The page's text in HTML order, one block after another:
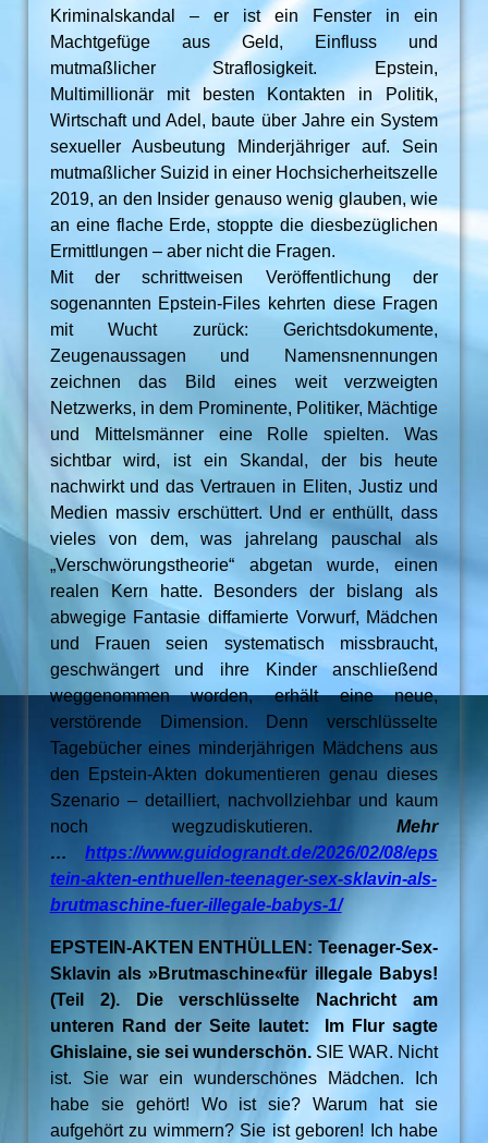
Kriminalskandal – er ist ein Fenster in ein
Machtgefüge aus Geld, Einfluss und
mutmaßlicher Straflosigkeit. Epstein,
Multimillionär mit besten Kontakten in Politik,
Wirtschaft und Adel, baute über Jahre ein System
sexueller Ausbeutung Minderjähriger auf. Sein
mutmaßlicher Suizid in einer Hochsicherheitszelle
2019, an den Insider genauso wenig glauben, wie
an eine flache Erde, stoppte die diesbezüglichen
Ermittlungen – aber nicht die Fragen.
Mit der schrittweisen Veröffentlichung der
sogenannten Epstein-Files kehrten diese Fragen
mit Wucht zurück: Gerichtsdokumente,
Zeugenaussagen und Namensnennungen
zeichnen das Bild eines weit verzweigten
Netzwerks, in dem Prominente, Politiker, Mächtige
und Mittelsmänner eine Rolle spielten. Was
sichtbar wird, ist ein Skandal, der bis heute
nachwirkt und das Vertrauen in Eliten, Justiz und
Medien massiv erschüttert. Und er enthüllt, dass
vieles von dem, was jahrelang pauschal als
„Verschwörungstheorie“ abgetan wurde, einen
realen Kern hatte. Besonders der bislang als
abwegige Fantasie diffamierte Vorwurf, Mädchen
und Frauen seien systematisch missbraucht,
geschwängert und ihre Kinder anschließend
weggenommen worden, erhält eine neue,
verstörende Dimension. Denn verschlüsselte
Tagebücher eines minderjährigen Mädchens aus
den Epstein-Akten dokumentieren genau dieses
Szenario – detailliert, nachvollziehbar und kaum
noch wegzudiskutieren.Mehr
…https://www.guidograndt.de/2026/02/08/eps
tein-akten-enthuellen-teenager-sex-sklavin-als-
brutmaschine-fuer-illegale-babys-1/
EPSTEIN-AKTEN ENTHÜLLEN: Teenager-Sex-
Sklavin als »Brutmaschine«für illegale Babys!
(Teil 2). Die verschlüsselte Nachricht am
unteren Rand der Seite lautet: Im Flur sagte
Ghislaine, sie sei wunderschön. SIE WAR. Nicht
ist. Sie war ein wunderschönes Mädchen. Ich
habe sie gehört! Wo ist sie? Warum hat sie
aufgehört zu wimmern? Sie ist geboren! Ich habe